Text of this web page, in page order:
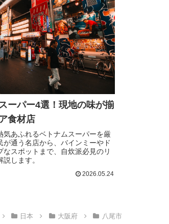
ーパー4選！現地の味が揃
食材店
気あふれるベトナムスーパーを厳
が通う名店から、バインミーやド
なスポットまで、自炊派必見のリ
します。
2026.05.24
日本 大阪府 八尾市